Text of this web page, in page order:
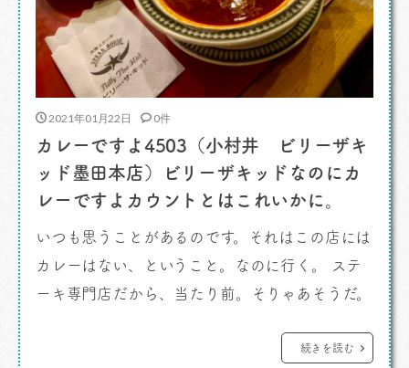
2021年01月22日 0件
カレーですよ4503（小村井 ビリーザキ
ッド墨田本店）ビリーザキッドなのにカ
レーですよカウントとはこれいかに。
いつも思うことがあるのです。それはこの店には
カレーはない、ということ。なのに行く。 ステ
ーキ専門店だから、当たり前。そりゃあそうだ。
カレーに似たものがあるのです。あるのだよ。ず
続きを読む